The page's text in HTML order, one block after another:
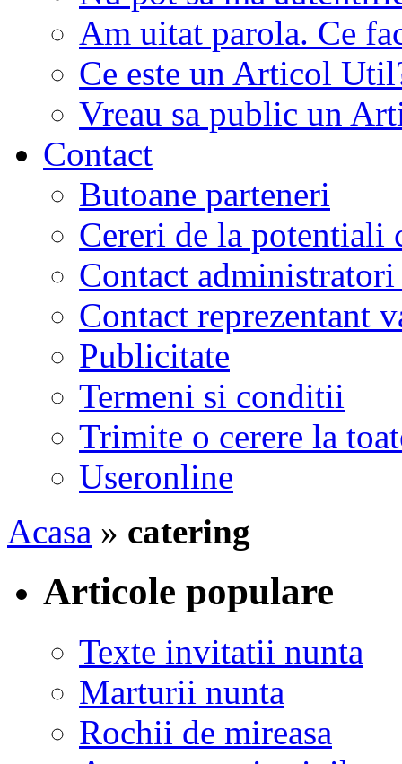
Am uitat parola. Ce
Ce este un Articol
Vreau sa public un
Contact
Butoane parteneri
Cereri de la potentiali
Contact
Contact reprezentant
Publicitate
Termeni si conditii
Trimite o cerere la
Useronline
Acasa » catering
Articole populare
Texte invitatii nunta
Marturii nunta
Rochii de mireasa